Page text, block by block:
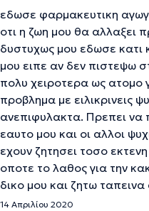
εδωσε φαρμακευτικη
οτι η ζωη μου θα αλλαξει
δυστυχως μου εδωσε κατι
μου ειπε αν δεν πιστεψω
πολυ χειροτερα ως ατομο
προβλημα με ειλικρινεις
ανεπιφυλακτα. Πρεπει να
εαυτο μου και οι αλλοι
εχουν ζητησει τοσο
οποτε το λαθος για την
δικο μου και ζητω
14 Απριλίου 2020